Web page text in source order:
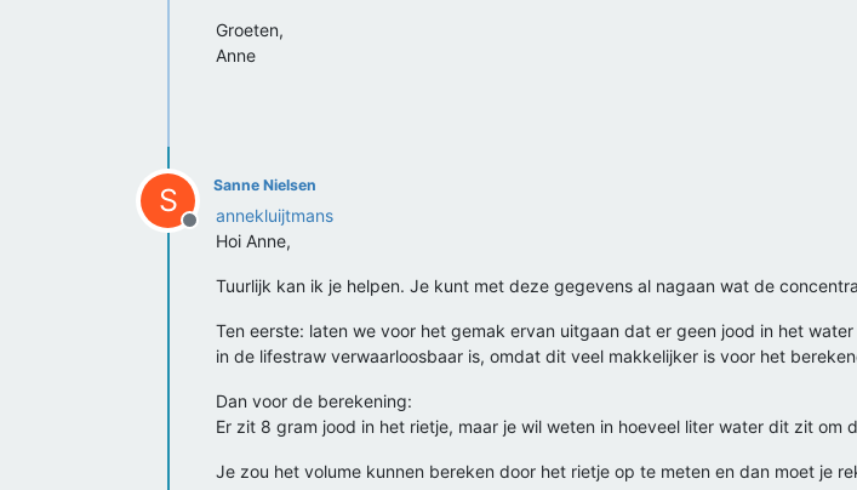
Groeten,
Anne
S
Offline
Sanne Nielsen
annekluijtmans
Hoi Anne,
Tuurlijk kan ik je helpen. Je kunt met deze gegevens al nagaan wat de
Ten eerste: laten we voor het gemak ervan uitgaan dat er geen jood in het
in de lifestraw verwaarloosbaar is, omdat dit veel makkelijker is voor het
Dan voor de berekening:
Er zit 8 gram jood in het rietje, maar je wil weten in hoeveel liter water dit zit om
Je zou het volume kunnen bereken door het rietje op te meten en dan moet je